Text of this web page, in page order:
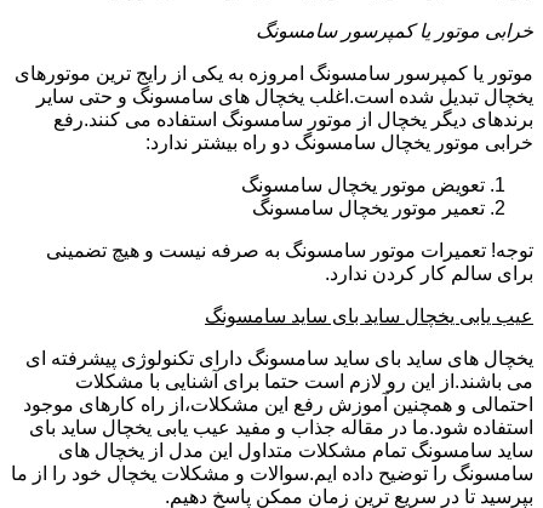
خرابی موتور یا کمپرسور سامسونگ
موتور یا کمپرسور سامسونگ امروزه به یکی از رایج ترین موتورهای
یخچال تبدیل شده است.اغلب یخچال های سامسونگ و حتی سایر
برندهای دیگر یخچال از موتور سامسونگ استفاده می کنند.رفع
خرابی موتور یخچال سامسونگ دو راه بیشتر ندارد:
تعویض موتور یخچال سامسونگ
تعمیر موتور یخچال سامسونگ
توجه! تعمیرات موتور سامسونگ به صرفه نیست و هیچ تضمینی
برای سالم کار کردن ندارد.
عیب یابی یخچال ساید بای ساید سامسونگ
یخچال های ساید بای ساید سامسونگ دارای تکنولوژی پیشرفته ای
می باشند.از این رو لازم است حتما برای آشنایی با مشکلات
احتمالی و همچنین آموزش رفع این مشکلات،از راه کارهای موجود
استفاده شود.ما در مقاله جذاب و مفید عیب یابی یخچال ساید بای
ساید سامسونگ تمام مشکلات متداول این مدل از یخچال های
سامسونگ را توضیح داده ایم.سوالات و مشکلات یخچال خود را از ما
بپرسید تا در سریع ترین زمان ممکن پاسخ دهیم.